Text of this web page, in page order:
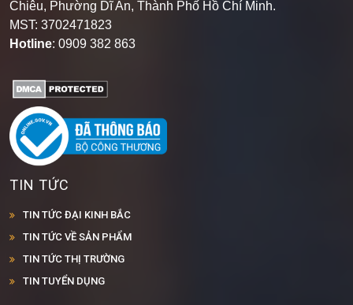
Kho Hàng: Số 106 Đường Chiêu Liêu, Khu phố Đông
Chiêu, Phường Dĩ An, Thành Phố Hồ Chí Minh
MST: 3702471823
TIN TỨC
TIN TỨC ĐẠI KINH BẮC
TIN TỨC VỀ SẢN PHẨM
TIN TỨC THỊ TRƯỜNG